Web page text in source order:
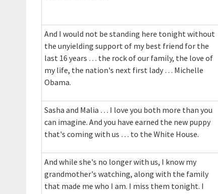
And I would not be standing here tonight without
the unyielding support of my best friend for the
last 16 years … the rock of our family, the love of
my life, the nation's next first lady … Michelle
Obama.
Sasha and Malia … I love you both more than you
can imagine. And you have earned the new puppy
that's coming with us … to the White House.
And while she's no longer with us, I know my
grandmother's watching, along with the family
that made me who I am. I miss them tonight. I